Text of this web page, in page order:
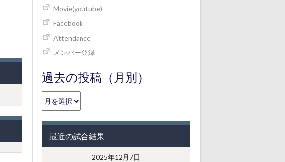
Movie(youtube)
Facebook
Attendance
メンバー登録
過去の投稿（月別）
去
投
（月
最近の試合結果
2025年12月7日